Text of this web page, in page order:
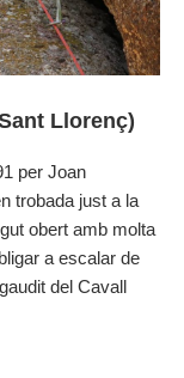
Llorenç)
per Joan
trobada just a la
obert amb molta
a escalar de
del Cavall